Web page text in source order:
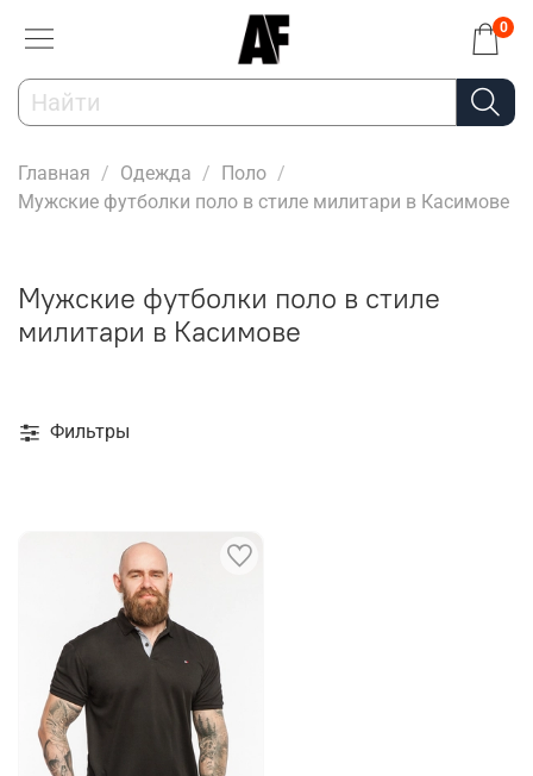
0
Главная Одежда
Поло
Мужские футболки поло в стиле милитари в Касимове
Мужские футболки поло в стиле
милитари в Касимове
Фильтры